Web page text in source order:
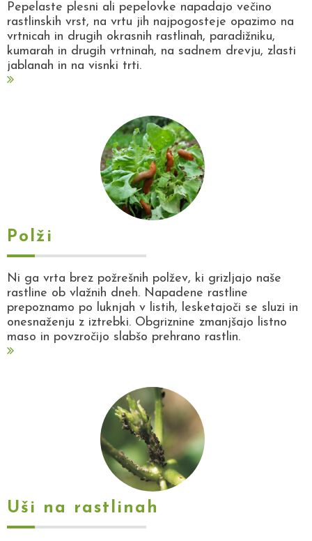
Pepelaste plesni ali pepelovke napadajo večino
rastlinskih vrst, na vrtu jih najpogosteje opazimo na
vrtnicah in drugih okrasnih rastlinah, paradižniku,
kumarah in drugih vrtninah, na sadnem drevju, zlasti
jablanah in na visnki trti.
Polži
Ni ga vrta brez požrešnih polžev, ki grizljajo naše
rastline ob vlažnih dneh. Napadene rastline
prepoznamo po luknjah v listih, lesketajoči se sluzi in
onesnaženju z iztrebki. Obgriznine zmanjšajo listno
maso in povzročijo slabšo prehrano rastlin.
Uši na rastlinah